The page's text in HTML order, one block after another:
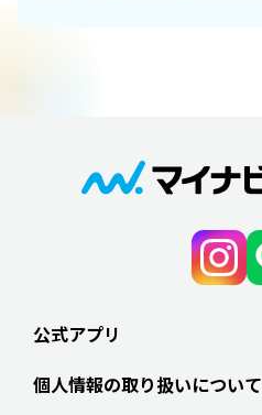
公式アプリ
個人情報の取り扱いについて